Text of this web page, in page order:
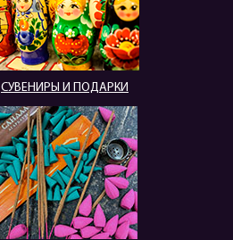
СУВЕНИРЫ И ПОДАРКИ